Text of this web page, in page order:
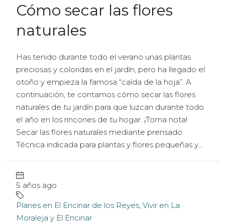
Cómo secar las flores
naturales
Has tenido durante todo el verano unas plantas
preciosas y coloridas en el jardín, pero ha llegado el
otoño y empieza la famosa “caída de la hoja”. A
continuación, te contamos cómo secar las flores
naturales de tu jardín para que luzcan durante todo
el año en los rincones de tu hogar. ¡Toma nota!
Secar las flores naturales mediante prensado
Técnica indicada para plantas y flores pequeñas y...
5 años ago
Planes en El Encinar de los Reyes Vivir en La
Moraleja y El Encinar